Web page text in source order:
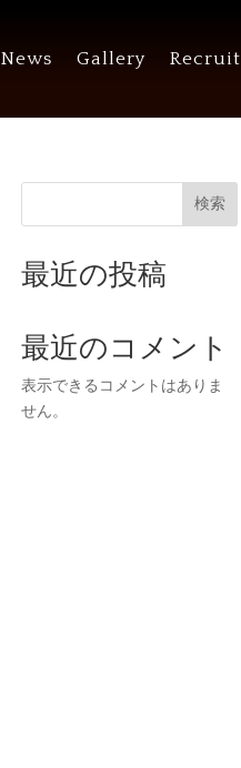
News Gallery Recruit
検索
最近の投稿
最近のコメント
表示できるコメントはありま
せん。